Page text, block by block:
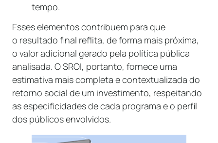
tempo.
Esses elementos contribuem para que
o resultado final reflita, de forma mais próxima,
o valor adicional gerado pela política pública
analisada. O SROI, portanto, fornece uma
estimativa mais completa e contextualizada do
retorno social de um investimento, respeitando
as especificidades de cada programa e o perfil
dos públicos envolvidos.